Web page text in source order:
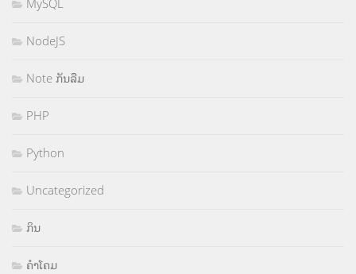
MySQL
NodeJS
Note ກັນລືມ
PHP
Python
Uncategorized
ກິນ
ຄຳໂຄມ